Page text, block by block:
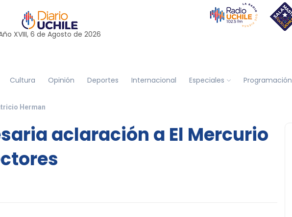
XVIII, 6 de Agosto de 2026
Cultura Opinión Deportes Internacional Especiales Programación
Herman
aclaración a El Mercurio